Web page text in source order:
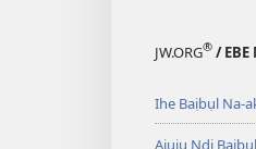
JW.ORG® / EBE
Ihe Baịbụl Na-
Ajụjụ Ndị